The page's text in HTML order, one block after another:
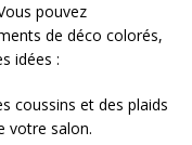
pouvez
de déco colorés,
idées :
coussins et des plaids
votre salon.